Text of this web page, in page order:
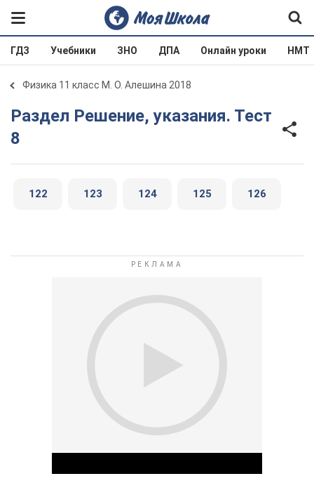
ГДЗ Учебники ЗНО ДПА Онлайн уроки НМТ
Физика 11 класс М. О. Алешина 2018
Раздел Решение, указания. Тест
8
122 123 124 125 126